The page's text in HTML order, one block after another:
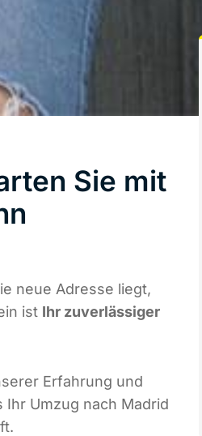
Sie mit
neue Adresse liegt,
ist Ihr zuverlässiger
Erfahrung und
Umzug nach Madrid